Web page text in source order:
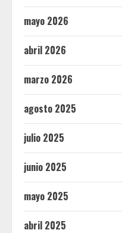
mayo 2026
abril 2026
marzo 2026
agosto 2025
julio 2025
junio 2025
mayo 2025
abril 2025